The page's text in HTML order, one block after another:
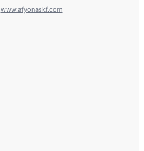
www.afyonaskf.com